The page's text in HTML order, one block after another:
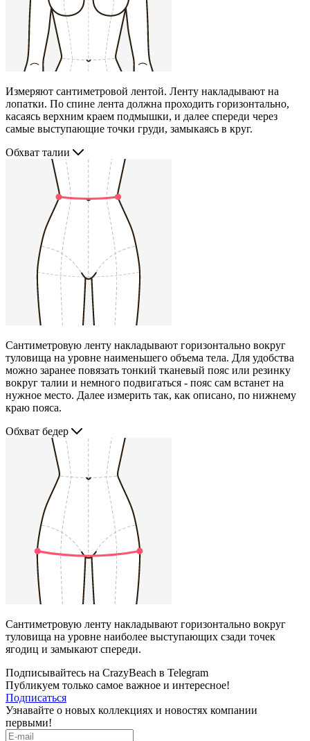
Измеряют сантиметровой лентой. Ленту накладывают на
лопатки. По спине лента должна проходить горизонтально,
касаясь верхним краем подмышки, и далее спереди через
самые выступающие точки груди, замыкаясь в круг.
Обхват талии
Сантиметровую ленту накладывают горизонтально вокруг
туловища на уровне наименьшего объема тела. Для удобства
можно заранее повязать тонкий тканевый пояс или резинку
вокруг талии и немного подвигаться - пояс сам встанет на
нужное место. Далее измерить так, как описано, по нижнему
краю пояса.
Обхват бедер
Сантиметровую ленту накладывают горизонтально вокруг
туловища на уровне наиболее выступающих сзади точек
ягодиц и замыкают спереди.
Подписывайтесь на CrazyBeach в Telegram
Публикуем только самое важное и интересное!
Подписаться
Узнавайте о новых коллекциях и новостях компании
первыми!